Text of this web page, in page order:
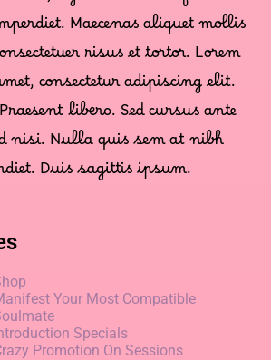
Maecenas aliquet mollis
risus et tortor. Lorem
consectetur adipiscing elit.
libero. Sed cursus ante
nisi. Nulla quis sem at nibh
Duis sagittis ipsum.
Your Most Compatible
Specials
Promotion On Sessions